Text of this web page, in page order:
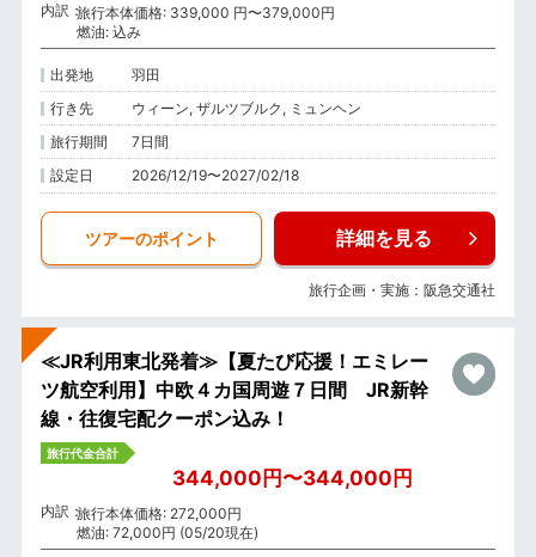
内訳 旅行本体価格: 339,000 円〜379,000円
燃油: 込み
出発地
羽田
行き先
ウィーン, ザルツブルク, ミュンヘン
旅行期間
7日間
設定日
2026/12/19〜2027/02/18
ツアーのポイント 詳細を見る
旅行企画・実施：阪急交通社
≪JR利用東北発着≫【夏たび応援！エミレー
ツ航空利用】中欧４カ国周遊７日間 JR新幹
線・往復宅配クーポン込み！
旅行代金合計
344,000円〜344,000円
内訳 旅行本体価格: 272,000円
燃油: 72,000円 (05/20現在)